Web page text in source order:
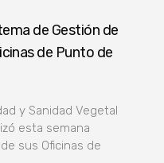
de Gestión de
de Punto de
y Sanidad Vegetal
esta semana
sus Oficinas de